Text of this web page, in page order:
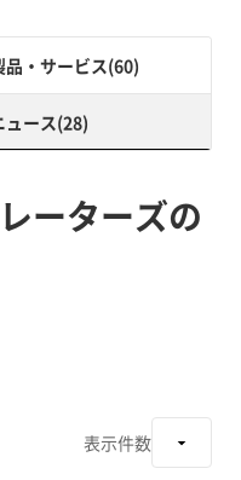
品・サービス(60)
ュース(28)
ーターズの
表示件数